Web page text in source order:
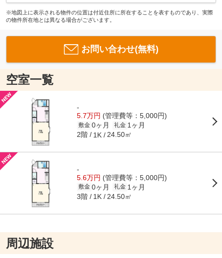
※地図上に表示される物件の位置は付近住所に所在することを表すものであり、実際
の物件所在地とは異なる場合がございます。
お問い合わせ(無料)
空室一覧
-
5.7万円 (管理費等：5,000円)
敷金 0ヶ月 礼金 1ヶ月
2階 1K 24.50㎡
-
5.6万円 (管理費等：5,000円)
敷金 0ヶ月 礼金 1ヶ月
3階 1K 24.50㎡
周辺施設